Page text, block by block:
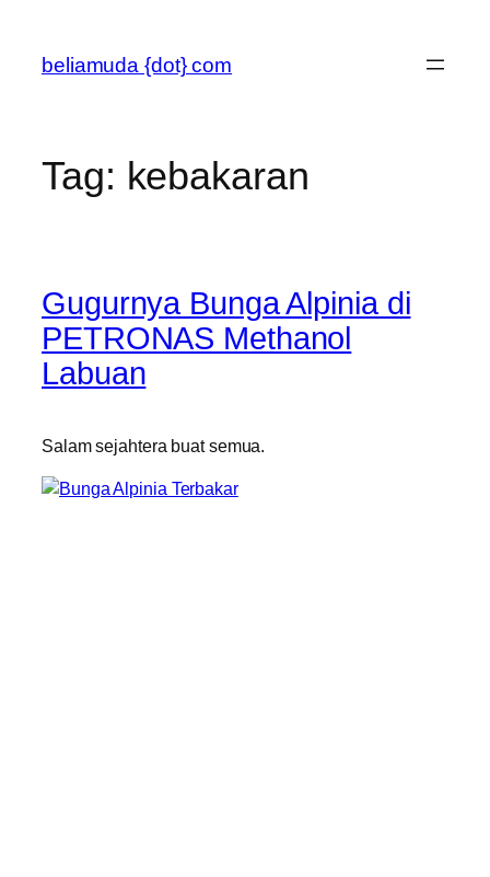
content
beliamuda {dot} com
Tag: kebakaran
Gugurnya Bunga Alpinia di
PETRONAS Methanol
Labuan
Salam sejahtera buat semua.